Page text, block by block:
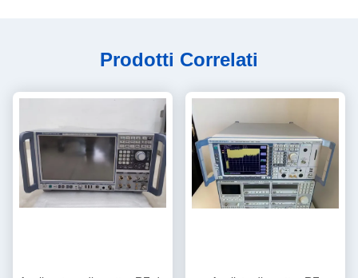
Prodotti Correlati